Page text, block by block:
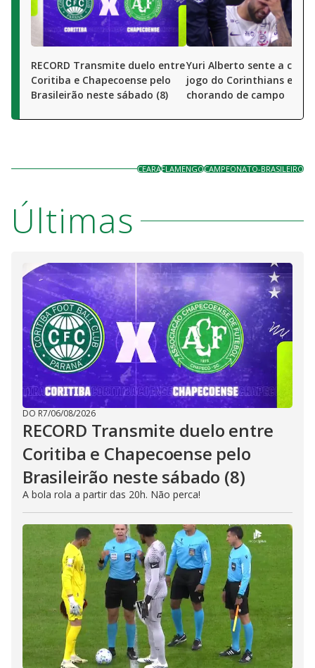
RECORD Transmite duelo entre
Coritiba e Chapecoense pelo
Brasileirão neste sábado (8)
Yuri Alberto sente a coxa
jogo do Corinthians e sai
chorando de campo
CEARAFLAMENGOCAMPEONATO-BRASILEIRO
Últimas
DO R7/06/08/2026
RECORD Transmite duelo entre
Coritiba e Chapecoense pelo
Brasileirão neste sábado (8)
A bola rola a partir das 20h. Não perca!